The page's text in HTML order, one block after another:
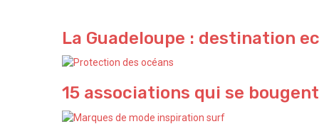
La Guadeloupe : destination
15 associations qui se